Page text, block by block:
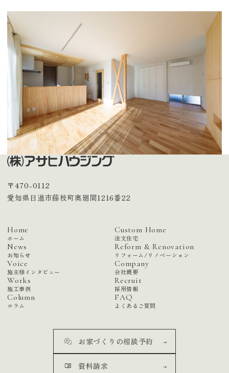
〒470-0112
愛知県日進市藤枝町奥廻間1216番22
Home
ホーム
News
お知らせ
Voice
施主様インタビュー
Works
施工事例
Column
コラム
Custom Home
注文住宅
Reform & Renovation
リフォーム/リノベーション
Company
会社概要
Recruit
採用情報
FAQ
よくあるご質問
お家づくりの相談予約
資料請求